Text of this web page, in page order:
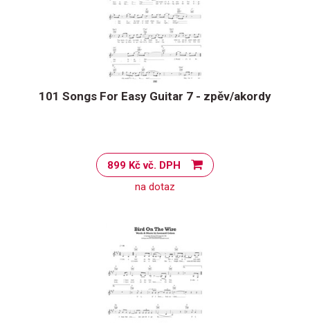
101 Songs For Easy Guitar 7 - zpěv/akordy
899 Kč vč. DPH
na dotaz